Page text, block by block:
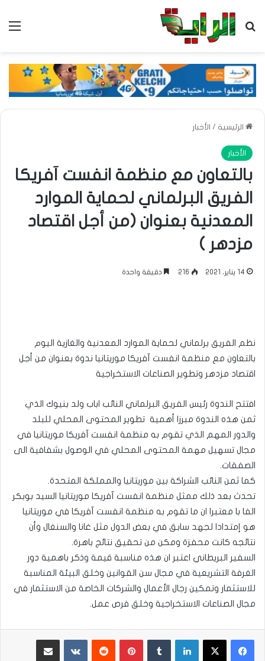
بحث عن
الرئيسية / الأخبار
الأخبار
بالتعاون مع منظمة انفست آفريكا
الفريق البرلماني لحماية الموارد
المعدنية بعنوان (من أجل اقتصاد
مزدهر )
14 يناير، 2021 216 دقيقة واحدة
نظم الفريق برلماني لحماية الموارد المعدنية والغازية اليوم
بالتعاون مع منظمة انفست آفريكا موريتانيا ندوة بعنوان من أجل
اقتصاد مزدهر وتطوير الصناعات الاستخراجية
افتتح الندوة رئيس الفريق البرلماني النائب اباب ولد بنيوك الذي
ثمن هذه الندوة مبرزا أهمية تطوير المحتوى المحلي للبلد
والدور المهم الذي تقوم به منظمة انفست آفريكا موريتانيا في
مجال تسهيل مهمة المحتوى المحلي في الوصول بشفافية الى
الصفقات.
كما ثمن النائب الشراكة بين موريتانيا والمملكة المتحدة.
تحدث بعد ذلك ممثل منظمة انفست آفريكا موريتانيا السيد بوبكر
الفا با معتبرا ان ما تقوم به منظمة انفست آفريكا في موريتانيا
هو إمتدادا لجهد سابق في بعض الدول مثل غانا والسنغال وأن
نتائجه كانت محفزة ومكن من تحقيق نتائج باهرة.
السفير البريطاني اعتبر ان هذه مناسبة قيمة وذكر باهمية دور
الغرفة التشريعية في مجال سن القوانين وخلق البيئة المناسبة
للاستثمار وتمكين رجال الأعمال والشركات الخاصة من الاستثمار في
مجال الصناعات الاستخراجية وخلق فرص عمل.
لينكدإن بينتيريست مشاركة عبر البريد